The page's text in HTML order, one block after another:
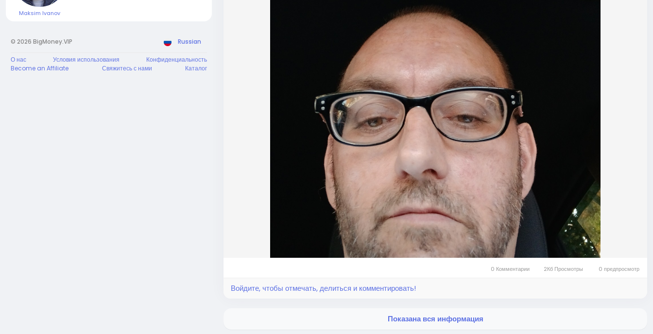
Maksim Ivanov
© 2026 BigMoney.VIP Russian
О нас Условия использования
Конфиденциальность
Become an Affiliate
Свяжитесь с нами Каталог
0 Комментарии 2Кб Просмотры 0 предпросмотр
Войдите, чтобы отмечать, делиться и комментировать!
Показана вся информация